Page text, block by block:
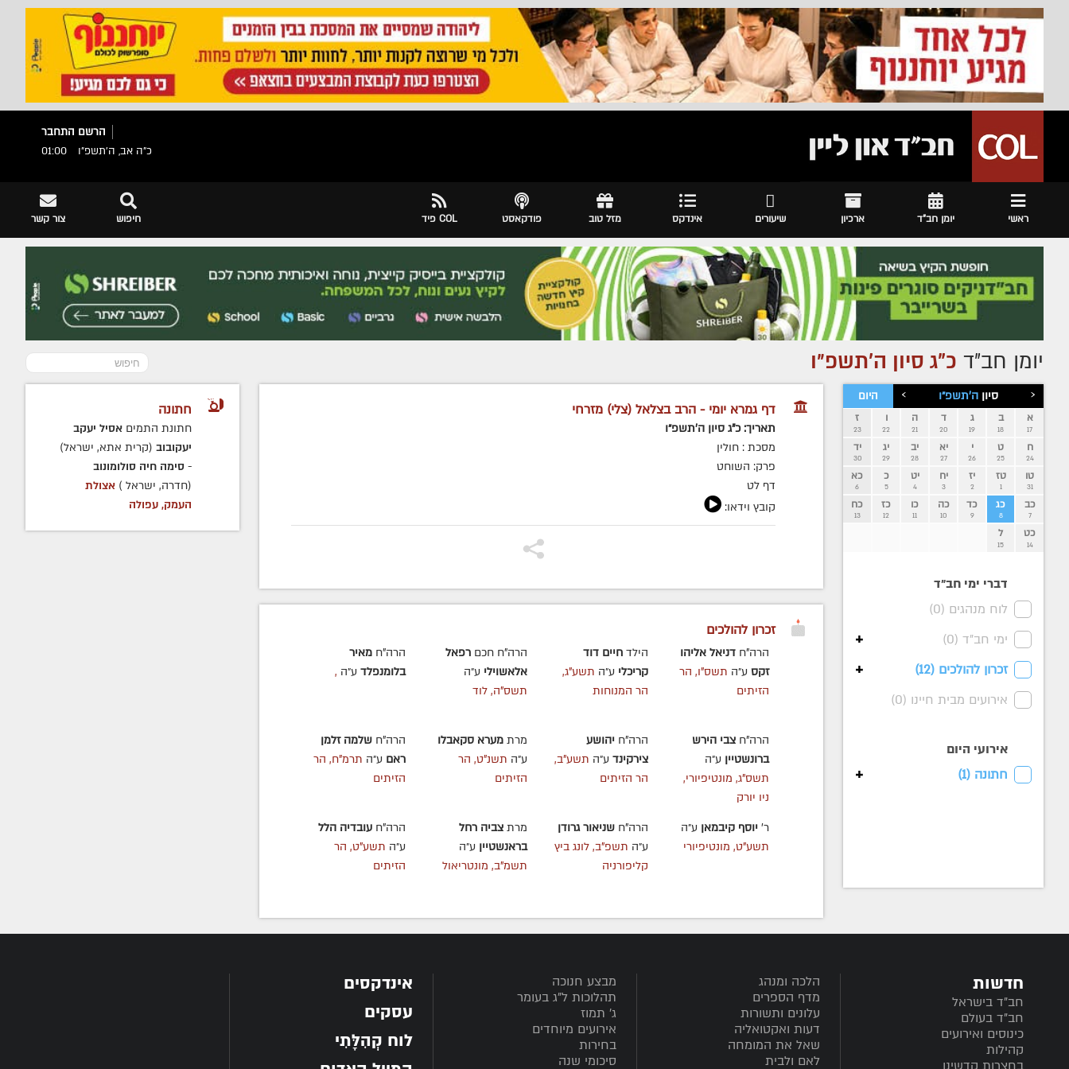
הרשם התחבר
כ"ה אב, ה׳תשפ״ו
01:00
ראשי יומן חב"ד ארכיון שיעורים אינדקס מזל טוב פודקאסט COL פיד צור קשר חיפוש
יומן חב״ד כ"ג סיון ה׳תשפ״ו
‹ סיון ה׳תשפ״ו › היום
א
17
ב
18
ג
19
ד
20
ה
21
ו
22
ז
23
ח
24
ט
25
י
26
יא
27
יב
28
יג
29
יד
30
טו
31
טז
1
יז
2
יח
3
יט
4
כ
5
כא
6
כב
7
כג
8
כד
9
כה
10
כו
11
כז
12
כח
13
כט
14
ל
15
דברי ימי חב״ד
לוח מנהגים (0
)
ימי חב"ד (0
)
+
זכרון להולכים (12
)
+
אירועים מבית חיינו (0
)
אירועי היום
חתונה (1
)
+
דף גמרא יומי - הרב בצלאל (צלי) מזרחי
תאריך: כ"ג סיון ה׳תשפ״ו
מסכת : חולין
פרק: השוחט
דף לט
קובץ וידאו:
זכרון להולכים
הרה"חדניאל אליהו
זקס ע״ה תשס"ו, הר
הזיתים
הילדחיים דוד
קריכלי ע״ה תשע"ג,
הר המנוחות
הרה"ח חכםרפאל
אלאשוילי ע״ה
תשס"ה, לוד
הרה"ח מאיר
בלומנפלדע״ה ,
הרה"חצבי הירש
ברונשטיין ע״ה
תשס"ג, מונטיפיורי,
ניו יורק
הרה"חיהושע
צירקינד ע״ה תשע"ב,
הר הזיתים
מרתמערא סקאבלו
ע״ה תשנ"ט, הר
הזיתים
הרה"ח שלמה זלמן
ראם ע״ה תרמ"ח, הר
הזיתים
ר'יוסף קיבמאן ע״ה
תשע"ט, מונטיפיורי
הרה"חשניאור גרודן
ע״ה תשפ"ב, לונג ביץ
קליפורניה
מרתצביה רחל
בראנשטיין ע״ה
תשמ"ב, מונטריאול
הרה"ח עובדיה הלל
ע״ה תשע"ט, הר
הזיתים
חתונה
חתונת התמיםאסיל יעקב
יעקובוב (קרית אתא, ישראל)
- סימה חיה סולומונוב
(חדרה, ישראל )אצולת
העמק, עפולה
חדשות
חב”ד בישראל
חב”ד בעולם
כינוסים ואירועים
קהילות
הלכה ומנהג
מדף הספרים
עלונים ותשורות
דעות ואקטואליה
שאל את המומחה
לאם ולבית
מבצע חנוכה
תהלוכות ל"ג בעומר
ג' תמוז
אירועים מיוחדים
בחירות
סיכומי שנה
אינדקסים
עסקים
לוח קְהִלָּתִי